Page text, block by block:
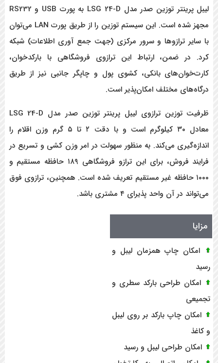
لیبل پرینتر توزین صدر مدل LSG 24-D به پورت USB
و RS232
مجهز شده است. این سیستم توزین را از طریق پورت
LAN می‌توان
با سایر ترازوها و سرور مرکزی (جهت جمع آوری اطلاعات) شبکه
کرد. در ضمن، ارتباط این ترازوی فروشگاهی با بارکدخوان،
کارت‌خوان‌های بانکی، کشوی پول و چاپگر جانبی نیز از طریق
درگاه‌های مختلف امکان‌پذیر است.
ظرفیت توزین ترازوی لیبل پرینتر توزین صدر مدل LSG 24-D
معادل ۳۰ کیلوگرم است و با دقت ۲ تا ۵ گرم وزن اقلام را
اندازه‌گیری می‌کند. به منظور سهولت در امر وزن کشی و تسریع در
فرایند فروش، برای این ترازو فروشگاهی ۱۸۹ حافظه مستقیم و
۱۰۰۰ حافظه غیر مستقیم تعریف شده است. همچنین، ترازوی فوق
می‌تواند در آن واحد پذیرای ۴ مشتری باشد.
مزایا
امکان چاپ همزمان لیبل و
رسید
امکان طراحی بارکد سطری و
تجمیعی
امکان چاپ بارکد بر روی لیبل
و کاغذ
امکان طراحی لیبل و رسید